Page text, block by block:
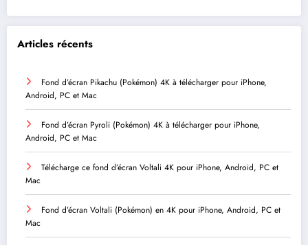
Articles récents
Fond d’écran Pikachu (Pokémon) 4K à télécharger pour iPhone,
Android, PC et Mac
Fond d’écran Pyroli (Pokémon) 4K à télécharger pour iPhone,
Android, PC et Mac
Télécharge ce fond d’écran Voltali 4K pour iPhone, Android, PC et
Mac
Fond d’écran Voltali (Pokémon) en 4K pour iPhone, Android, PC et
Mac